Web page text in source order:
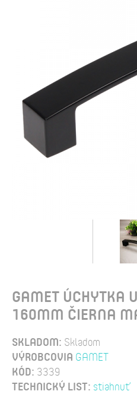
GAMET ÚCHYTKA
160MM ČIERNA
SKLADOM: Skladom
VÝROBCOVIA GAMET
KÓD: 3339
TECHNICKÝ LIST: stiahnuť